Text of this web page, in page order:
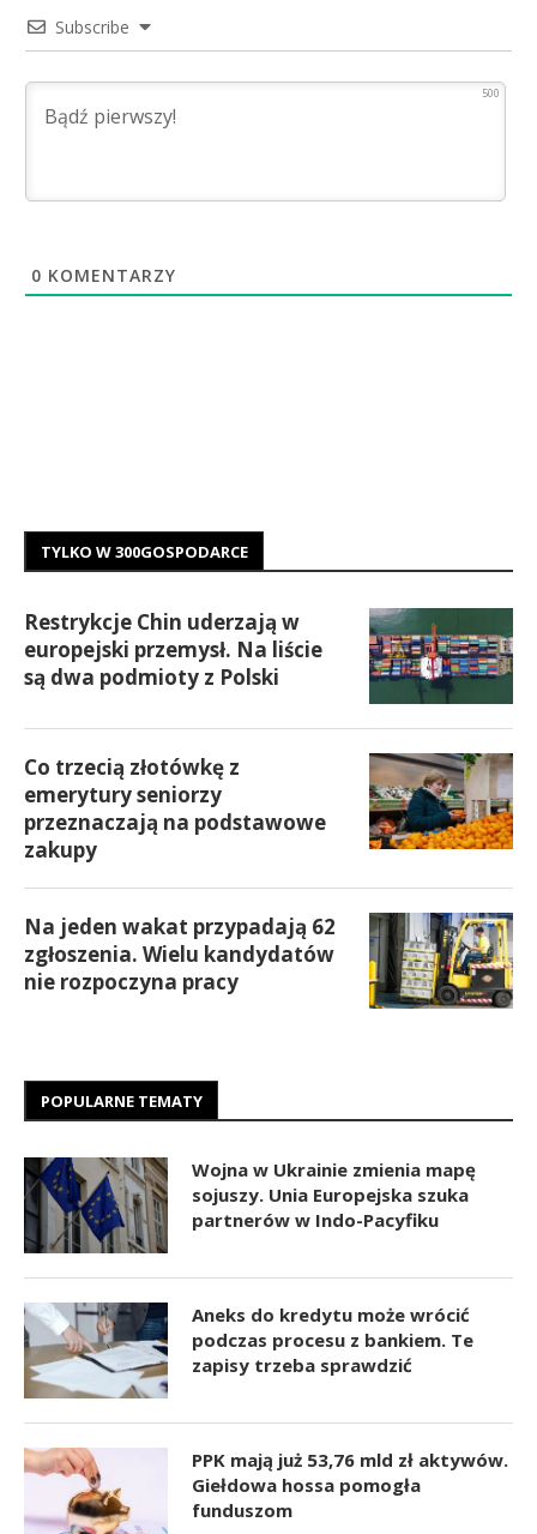
Subscribe
500
0 KOMENTARZY
TYLKO W 300GOSPODARCE
Restrykcje Chin uderzają w
europejski przemysł. Na liście
są dwa podmioty z Polski
Co trzecią złotówkę z
emerytury seniorzy
przeznaczają na podstawowe
zakupy
Na jeden wakat przypadają 62
zgłoszenia. Wielu kandydatów
nie rozpoczyna pracy
POPULARNE TEMATY
Wojna w Ukrainie zmienia mapę
sojuszy. Unia Europejska szuka
partnerów w Indo-Pacyfiku
Aneks do kredytu może wrócić
podczas procesu z bankiem. Te
zapisy trzeba sprawdzić
PPK mają już 53,76 mld zł aktywów.
Giełdowa hossa pomogła
funduszom